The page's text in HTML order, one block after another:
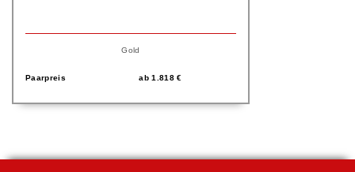
Gold
Paarpreis ab1.818€